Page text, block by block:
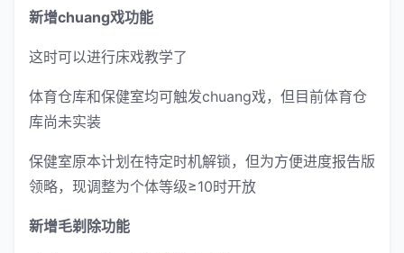
新增chuang戏功能
这时可以进行床戏教学了
体育仓库和保健室均可触发chuang戏，但目前体育仓
库尚未实装
保健室原本计划在特定时机解锁，但为方便进度报告版
领略，现调整为个体等级≥10时开放
新增毛剃除功能